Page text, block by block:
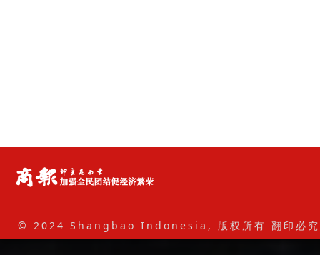
© 2024 Shangbao Indonesia, 版权所有 翻印必